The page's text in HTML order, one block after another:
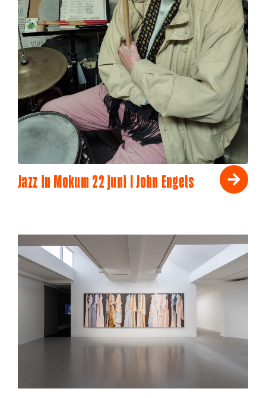
Jazz in Mokum 22 juni I John Engels